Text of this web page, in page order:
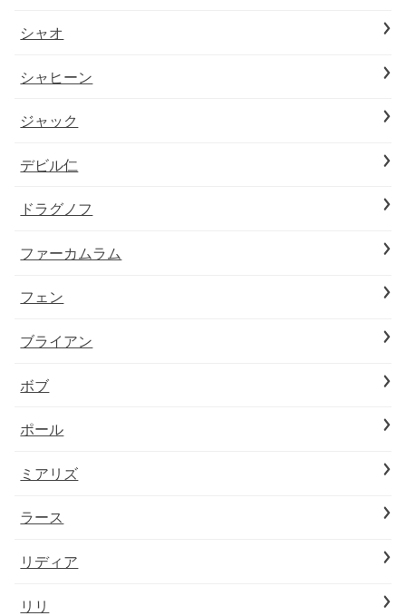
シャオ
シャヒーン
ジャック
デビル仁
ドラグノフ
ファーカムラム
フェン
ブライアン
ボブ
ポール
ミアリズ
ラース
リディア
リリ